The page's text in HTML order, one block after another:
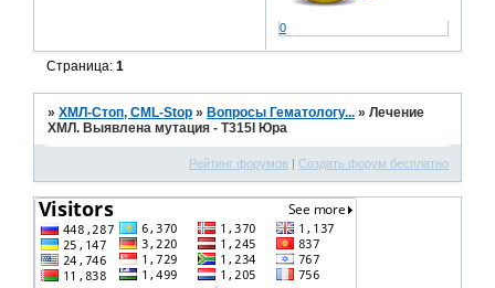
0
Страница:1
»ХМЛ-Стоп, CML-Stop » Вопросы Гематологу... »Лечение
ХМЛ. Выявлена мутация - T315I Юра
Рейтинг форумов | Создать форум бесплатно